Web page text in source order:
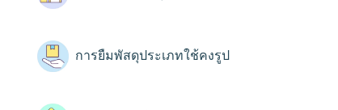
การยืมพัสดุประเภทใช้คงรูป